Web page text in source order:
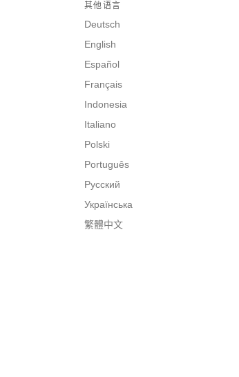
其他语言
Deutsch
English
Español
Français
Indonesia
Italiano
Polski
Português
Русский
Українська
繁體中文